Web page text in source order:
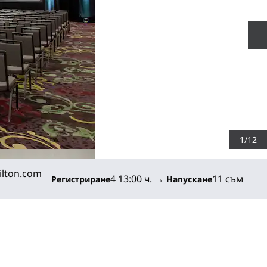
1/12
Регистриране4 13:00 ч. → Напускане11 съм